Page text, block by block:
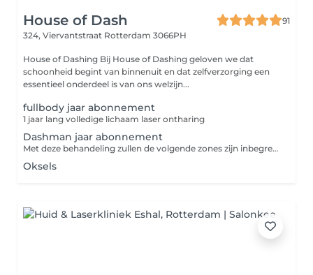
House of Dash
91
324, Viervantstraat Rotterdam 3066PH
House of Dashing Bij House of Dashing geloven we dat
schoonheid begint van binnenuit en dat zelfverzorging een
essentieel onderdeel is van ons welzijn...
fullbody jaar abonnement
1 jaar lang volledige lichaam laser ontharing
Dashman jaar abonnement
Met deze behandeling zullen de volgende zones zijn inbegrepen Oksels, Buik, Rug, Borst,
Oksels